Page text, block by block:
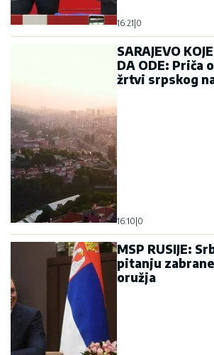
16:21 0
SARAJEVO
DA ODE: Priča
žrtvi srpskog
16:10 0
MSP RUSIJE:
pitanju
oružja